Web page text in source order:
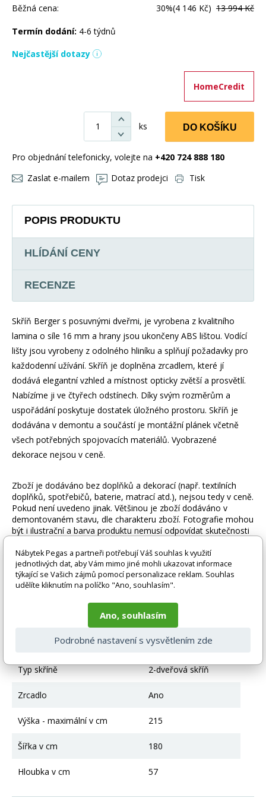
Běžná cena: 30%(4 146 Kč) 13 994 Kč
Termín dodání: 4-6 týdnů
Nejčastější dotazy
HomeCredit
ks DO KOŠÍKU
Pro objednání telefonicky, volejte na +420 724 888 180
Zaslat e-mailem
Dotaz prodejci Tisk
POPIS PRODUKTU
HLÍDÁNÍ CENY
RECENZE
Skříň Berger s posuvnými dveřmi, je vyrobena z kvalitního
lamina o síle 16 mm a hrany jsou ukončeny ABS lištou. Vodící
lišty jsou vyrobeny z odolného hliníku a splňují požadavky pro
každodenní užívání. Skříň je doplněna zrcadlem, které jí
dodává elegantní vzhled a místnost opticky zvětší a prosvětlí.
Nabízíme ji ve čtyřech odstínech. Díky svým rozměrům a
uspořádání poskytuje dostatek úložného prostoru. Skříň je
dodávána v demontu a součástí je montážní plánek včetně
všech potřebných spojovacích materiálů. Vyobrazené
dekorace nejsou v ceně.
Zboží je dodáváno bez doplňků a dekorací (např. textilních
doplňků, spotřebičů, baterie, matrací atd.), nejsou tedy v ceně.
Pokud není uvedeno jinak. Většinou je zboží dodáváno v
demontovaném stavu, dle charakteru zboží. Fotografie mohou
být i ilustrační a barva produktu nemusí odpovídat skutečnosti
případě nejasností kontaktujte naše klientské centrum
pegas@nabytek-pegas.cz či volejte 777244446.
Technické parametry
Lamino
Typ skříně - otvírání Posuvné otvírání
Typ skříně 2-dveřová skříň
Zrcadlo Ano
Výška - maximální v cm 215
Šířka v cm 180
Hloubka v cm 57
Nábytek Pegas a partneři potřebují Váš souhlas k využití
jednotlivých dat, aby Vám mimo jiné mohli ukazovat informace
týkající se Vašich zájmů pomocí personalizace reklam. Souhlas
udělíte kliknutím na políčko "Ano, souhlasím".
Ano, souhlasím
Podrobné nastavení s vysvětlením zde